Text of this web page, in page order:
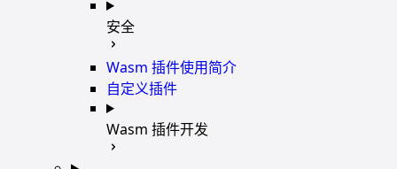
安全
Wasm 插件使用简介
自定义插件
Wasm 插件开发